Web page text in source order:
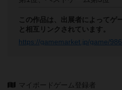
この作品は、出展者によってゲ
と相互リンクされています。
https://gamemarket.jp/game/
マイボードゲーム登録者